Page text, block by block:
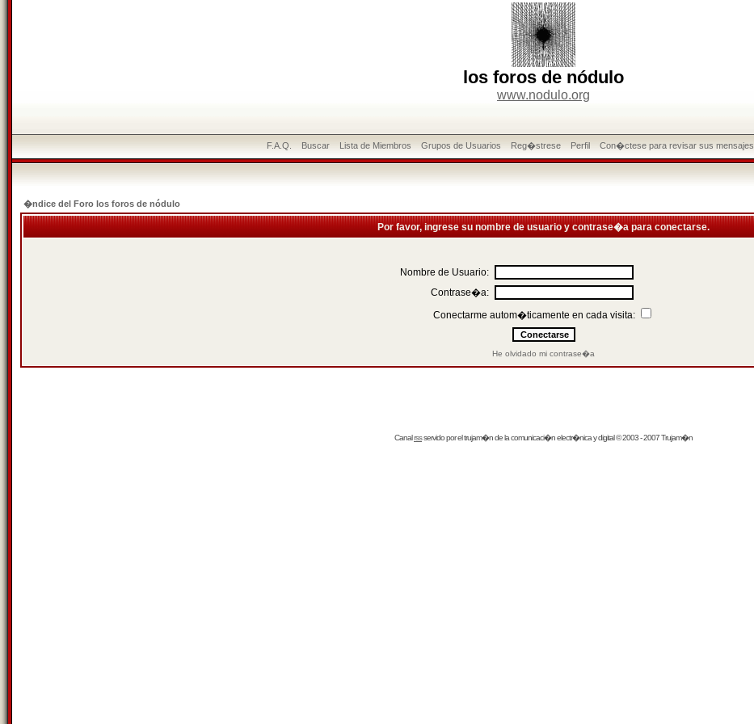
los foros de nódulo
www.nodulo.org
F.A.Q. Buscar Lista de Miembros Grupos de Usuarios Reg�strese Perfil Con�ctese para revisar sus mensajes
�ndice del Foro los foros de nódulo
Por favor, ingrese su nombre de usuario y contrase�a para conectarse.
Nombre de Usuario:
Contrase�a:
Conectarme autom�ticamente en cada visita:
He olvidado mi contrase�a
Canalrssservido por eltrujam�nde la comunicaci�n electr�nica y digital © 2003 - 2007 Trujam�n